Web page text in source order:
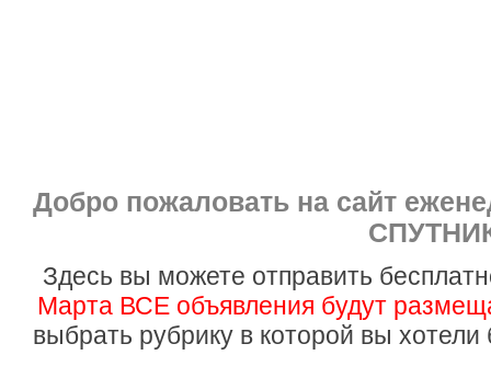
Добро пожаловать на сайт
Здесь вы можете отправить
Марта ВСЕ объявления будут
выбрать рубрику в которой вы